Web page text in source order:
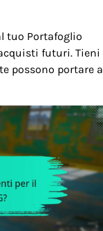
tuo Portafoglio
futuri. Tieni
possono portare a